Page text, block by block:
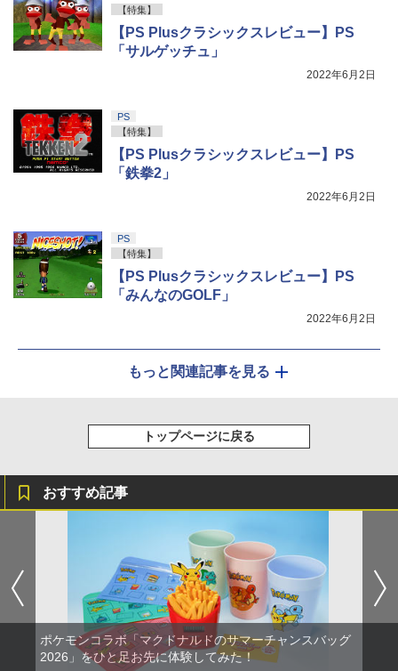
5
【Amazon.co.jp限定】劇場版モノノ怪
巾着＋メーカー特典:【坤と離】二振りの
剣、十翼より来たる！スタジオ描き下ろ
【特集】
【PS Plusクラシックスレビュー】PS
「サルゲッチュ」
2022年6月2日
PS
【特集】
【PS Plusクラシックスレビュー】PS
「鉄拳2」
2022年6月2日
PS
【特集】
【PS Plusクラシックスレビュー】PS
「みんなのGOLF」
2022年6月2日
もっと関連記事を見る
トップページに戻る
おすすめ記事
ポケモンコラボ「マクドナルドのサマーチャンスバッグ
2026」をひと足お先に体験してみた！